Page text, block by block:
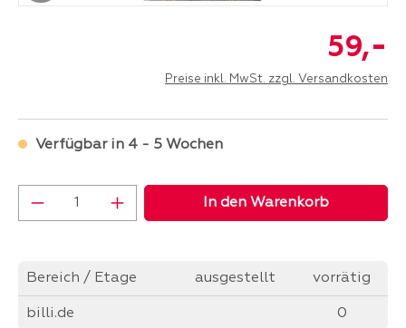
59,-
Preise inkl. MwSt. zzgl. Versandkosten
Verfügbar in 4 - 5 Wochen
Produkt Anzahl: Gib den gewünschten
In den Warenkorb
Bereich / Etage ausgestellt vorrätig
billi.de 0